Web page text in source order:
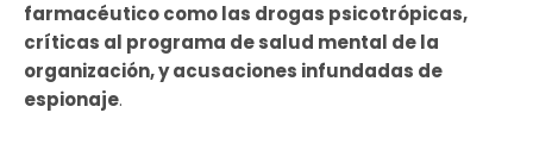
farmacéutico como las drogas psicotrópicas,
críticas al programa de salud mental de la
organización, y acusaciones infundadas de
espionaje.